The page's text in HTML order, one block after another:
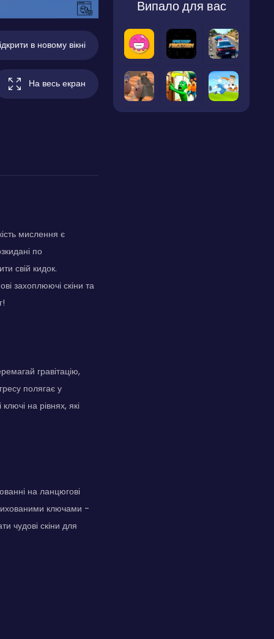
в новому вікні
На весь екран
мислення є
по
свій кидок.
захоплюючі скіни та
гравітацію,
полягає у
на рівнях, які
на ланцюгові
ключами -
чудові скіни для
Випало для вас